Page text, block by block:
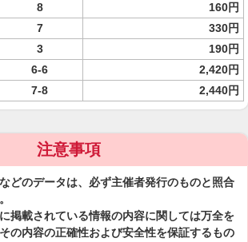
8
160円
7
330円
3
190円
6-6
2,420円
7-8 2,440円
注意事項
どのデータは、必ず主催者発行のものと照合
掲載されている情報の内容に関しては万全を
の内容の正確性および安全性を保証するもの